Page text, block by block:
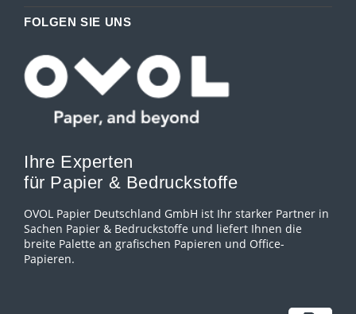
FOLGEN SIE UNS
Ihre Experten
für Papier & Bedruckstoffe
OVOL Papier Deutschland GmbH ist Ihr starker Partner in
Sachen Papier & Bedruckstoffe und liefert Ihnen die
breite Palette an grafischen Papieren und Office-
Papieren.